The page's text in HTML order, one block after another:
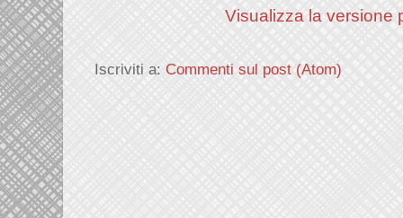
Visualizza la versione
Iscriviti a: Commenti sul post (Atom)